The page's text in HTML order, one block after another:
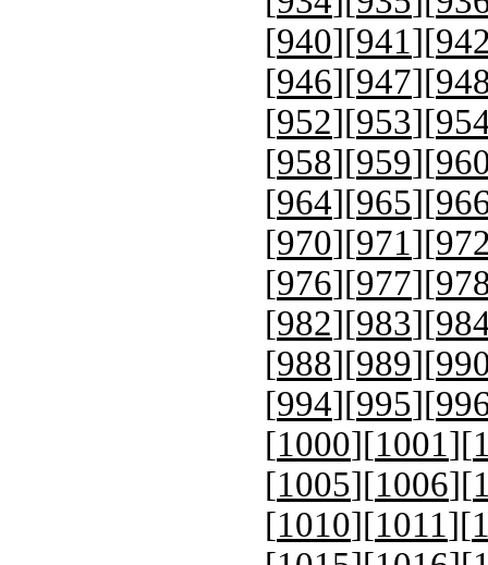
[940][941][
[946][947][
[952][953][
[958][959][
[964][965][
[970][971][
[976][977][
[982][983][
[988][989][
[994][995][
[1000][1001][
[1005][1006][
[1010][1011][